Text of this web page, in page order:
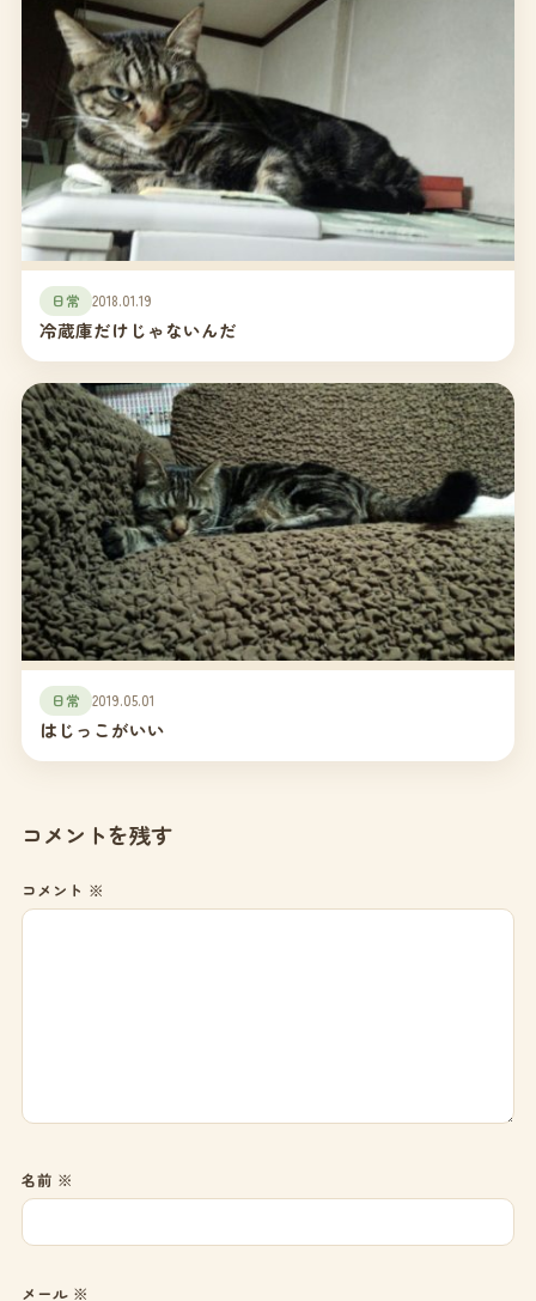
日常 2018.01.19
冷蔵庫だけじゃないんだ
日常 2019.05.01
はじっこがいい
コメントを残す
コメント ※
名前 ※
メール ※